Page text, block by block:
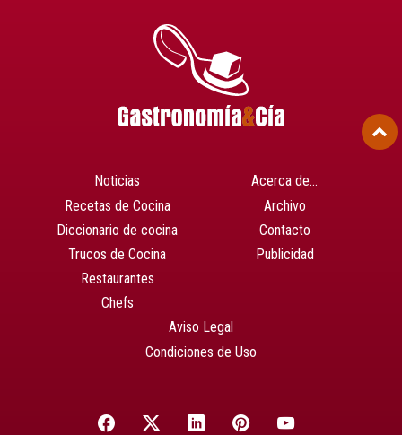
Noticias
Recetas de Cocina
Diccionario de cocina
Trucos de Cocina
Restaurantes
Chefs
Acerca de…
Archivo
Contacto
Publicidad
Aviso Legal
Condiciones de Uso